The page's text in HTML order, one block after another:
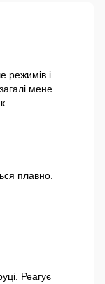
режимів і
мене
плавно.
Реагує